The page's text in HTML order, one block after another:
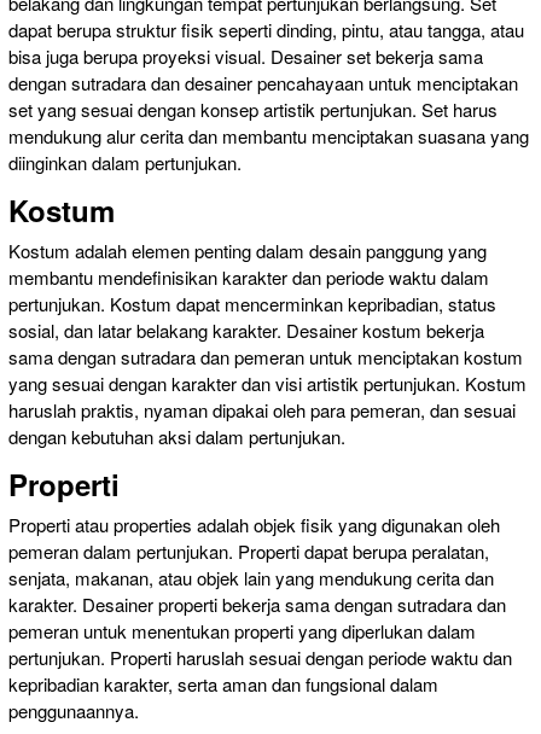
dapat berupa struktur fisik seperti dinding, pintu, atau tangga, atau
bisa juga berupa proyeksi visual. Desainer set bekerja sama
dengan sutradara dan desainer pencahayaan untuk menciptakan
set yang sesuai dengan konsep artistik pertunjukan. Set harus
mendukung alur cerita dan membantu menciptakan suasana yang
diinginkan dalam pertunjukan.
Kostum
Kostum adalah elemen penting dalam desain panggung yang
membantu mendefinisikan karakter dan periode waktu dalam
pertunjukan. Kostum dapat mencerminkan kepribadian, status
sosial, dan latar belakang karakter. Desainer kostum bekerja
sama dengan sutradara dan pemeran untuk menciptakan kostum
yang sesuai dengan karakter dan visi artistik pertunjukan. Kostum
haruslah praktis, nyaman dipakai oleh para pemeran, dan sesuai
dengan kebutuhan aksi dalam pertunjukan.
Properti
Properti atau properties adalah objek fisik yang digunakan oleh
pemeran dalam pertunjukan. Properti dapat berupa peralatan,
senjata, makanan, atau objek lain yang mendukung cerita dan
karakter. Desainer properti bekerja sama dengan sutradara dan
pemeran untuk menentukan properti yang diperlukan dalam
pertunjukan. Properti haruslah sesuai dengan periode waktu dan
kepribadian karakter, serta aman dan fungsional dalam
penggunaannya.